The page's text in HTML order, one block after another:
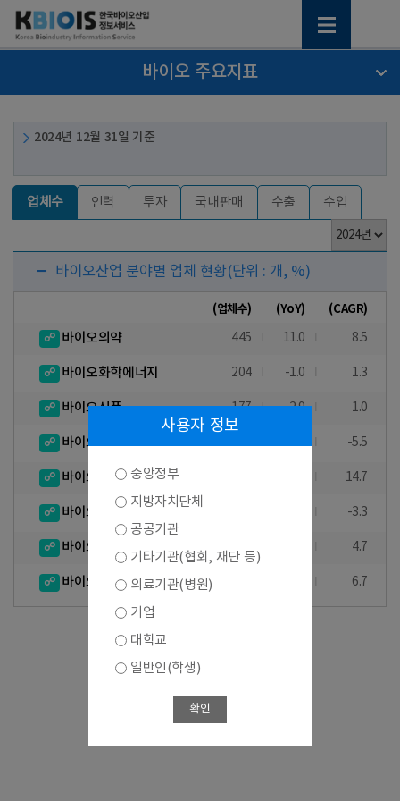
바이오 주요지표
2024년 12월 31일 기준
업체수 인력 투자 국내판매 수출 수입
바이오산업 분야별 업체 현황(단위 : 개, %)
(업체수) (YoY) (CAGR)
바이오의약 445 11.0 8.5
바이오화학에너지 204 -1.0 1.3
바이오식품 177 2.9 1.0
바이오환경 -5.5
바이오의료기기 14.7
바이오장비 및 기기 -3.3
바이오자원 4.7
바이오서비스 6.7
사용자 정보
중앙정부
지방자치단체
공공기관
기타기관(협회, 재단 등)
의료기관(병원)
기업
대학교
일반인(학생)
확인